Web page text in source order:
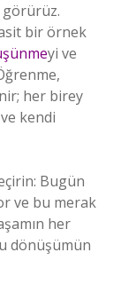
görürüz.
bir örnek
yi ve
her birey
kendi
Bugün
ve bu merak
her
dönüşümün